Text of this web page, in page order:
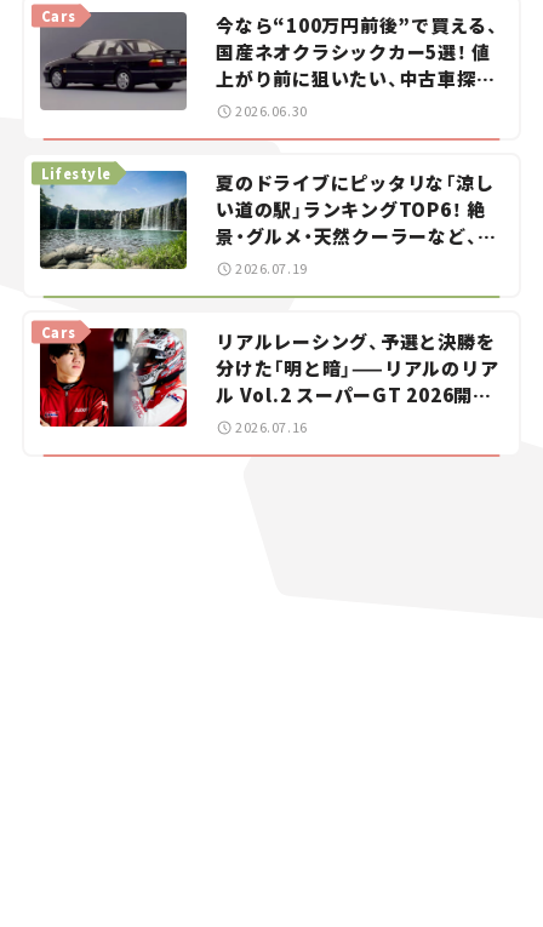
今なら“100万円前後”で買える、
国産ネオクラシックカー5選！ 値
上がり前に狙いたい、中古車探し
をお手伝い――ちょっとイケてるマ
Cars
2026.06.30
夏のドライブにピッタリな「涼し
い道の駅」ランキングTOP6！ 絶
景・グルメ・天然クーラーなど、避
暑におすすめのスポットを紹介
Lifestyle
2026.07.19
リアルレーシング、予選と決勝を
分けた「明と暗」——リアルのリア
ル Vol.2 スーパーGT 2026開幕
戦 岡山国際サーキット
Cars
2026.07.16